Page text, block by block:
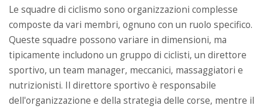
Le squadre di ciclismo sono organizzazioni complesse
composte da vari membri, ognuno con un ruolo specifico.
Queste squadre possono variare in dimensioni, ma
tipicamente includono un gruppo di ciclisti, un direttore
sportivo, un team manager, meccanici, massaggiatori e
nutrizionisti. Il direttore sportivo è responsabile
dell'organizzazione e della strategia delle corse, mentre il